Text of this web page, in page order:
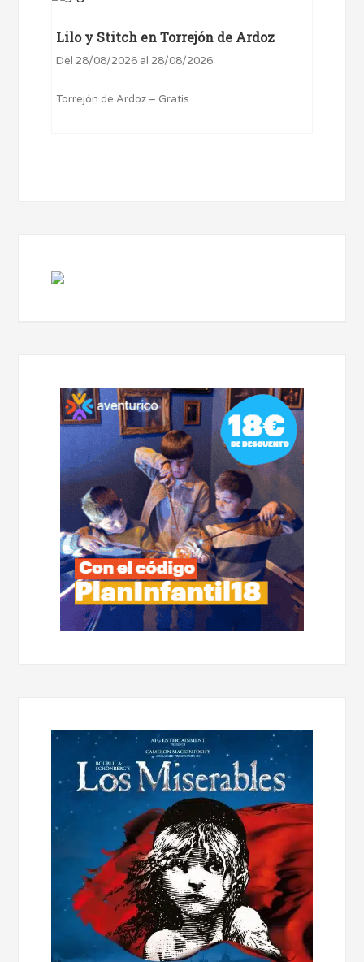
Lilo y Stitch en Torrejón de Ardoz
Del 28/08/2026 al 28/08/2026
Torrejón de Ardoz – Gratis